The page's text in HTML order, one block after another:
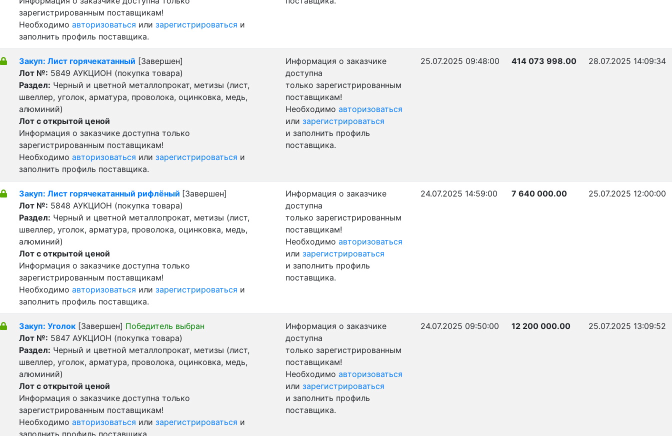
зарегистрированным поставщикам!
Необходимо авторизоваться или зарегистрироваться и
заполнить профиль поставщика.
Закуп: Лист горячекатанный [Завершен]
Лот №: 5849 АУКЦИОН (покупка товара)
Раздел: Черный и цветной металлопрокат, метизы (лист,
швеллер, уголок, арматура, проволока, оцинковка, медь,
алюминий)
Лот с открытой ценой
Информация о заказчике доступна только
зарегистрированным поставщикам!
Необходимо авторизоваться или зарегистрироваться и
заполнить профиль поставщика.
Информация о заказчике
доступна
только зарегистрированным
поставщикам!
Необходимо авторизоваться
или зарегистрироваться
и заполнить профиль
поставщика.
25.07.2025 09:48:00 414 073 998.00 28.07.2025 14:09:34
Закуп: Лист горячекатанный рифлёный [Завершен]
Лот №: 5848 АУКЦИОН (покупка товара)
Раздел: Черный и цветной металлопрокат, метизы (лист,
швеллер, уголок, арматура, проволока, оцинковка, медь,
алюминий)
Лот с открытой ценой
Информация о заказчике доступна только
зарегистрированным поставщикам!
Необходимо авторизоваться или зарегистрироваться и
заполнить профиль поставщика.
Информация о заказчике
доступна
только зарегистрированным
поставщикам!
Необходимо авторизоваться
или зарегистрироваться
и заполнить профиль
поставщика.
24.07.2025 14:59:00 7 640 000.00 25.07.2025 12:00:00
Закуп: Уголок [Завершен] Победитель выбран
Лот №: 5847 АУКЦИОН (покупка товара)
Раздел: Черный и цветной металлопрокат, метизы (лист,
швеллер, уголок, арматура, проволока, оцинковка, медь,
алюминий)
Лот с открытой ценой
Информация о заказчике доступна только
зарегистрированным поставщикам!
Необходимо авторизоваться или зарегистрироваться и
заполнить профиль поставщика.
Информация о заказчике
доступна
только зарегистрированным
поставщикам!
Необходимо авторизоваться
или зарегистрироваться
и заполнить профиль
поставщика.
24.07.2025 09:50:00 12 200 000.00 25.07.2025 13:09:52